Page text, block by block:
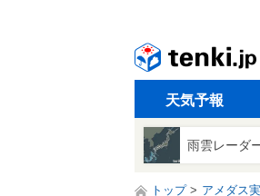
天気予報
雨雲レーダ
トップ アメダス